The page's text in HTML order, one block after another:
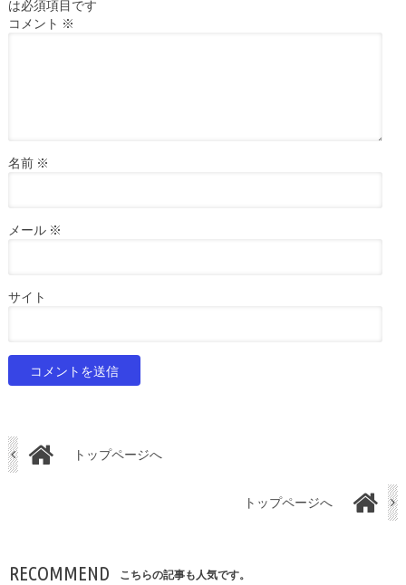
は必須項目です
コメント ※
名前 ※
メール ※
サイト
トップページへ
トップページへ
RECOMMEND こちらの記事も人気です。